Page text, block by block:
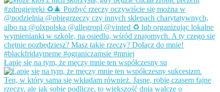
Łapię się na tym, że męczy mnie ten współczesny su